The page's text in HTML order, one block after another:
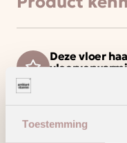
Toestemming
Deze vloer
Een
Maak
vloer die